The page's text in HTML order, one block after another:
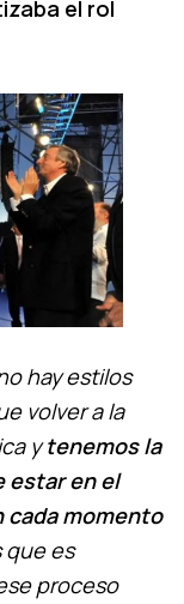
el rol
hay estilos
volver a la
ytenemos la
estar en el
cada momento
que es
proceso